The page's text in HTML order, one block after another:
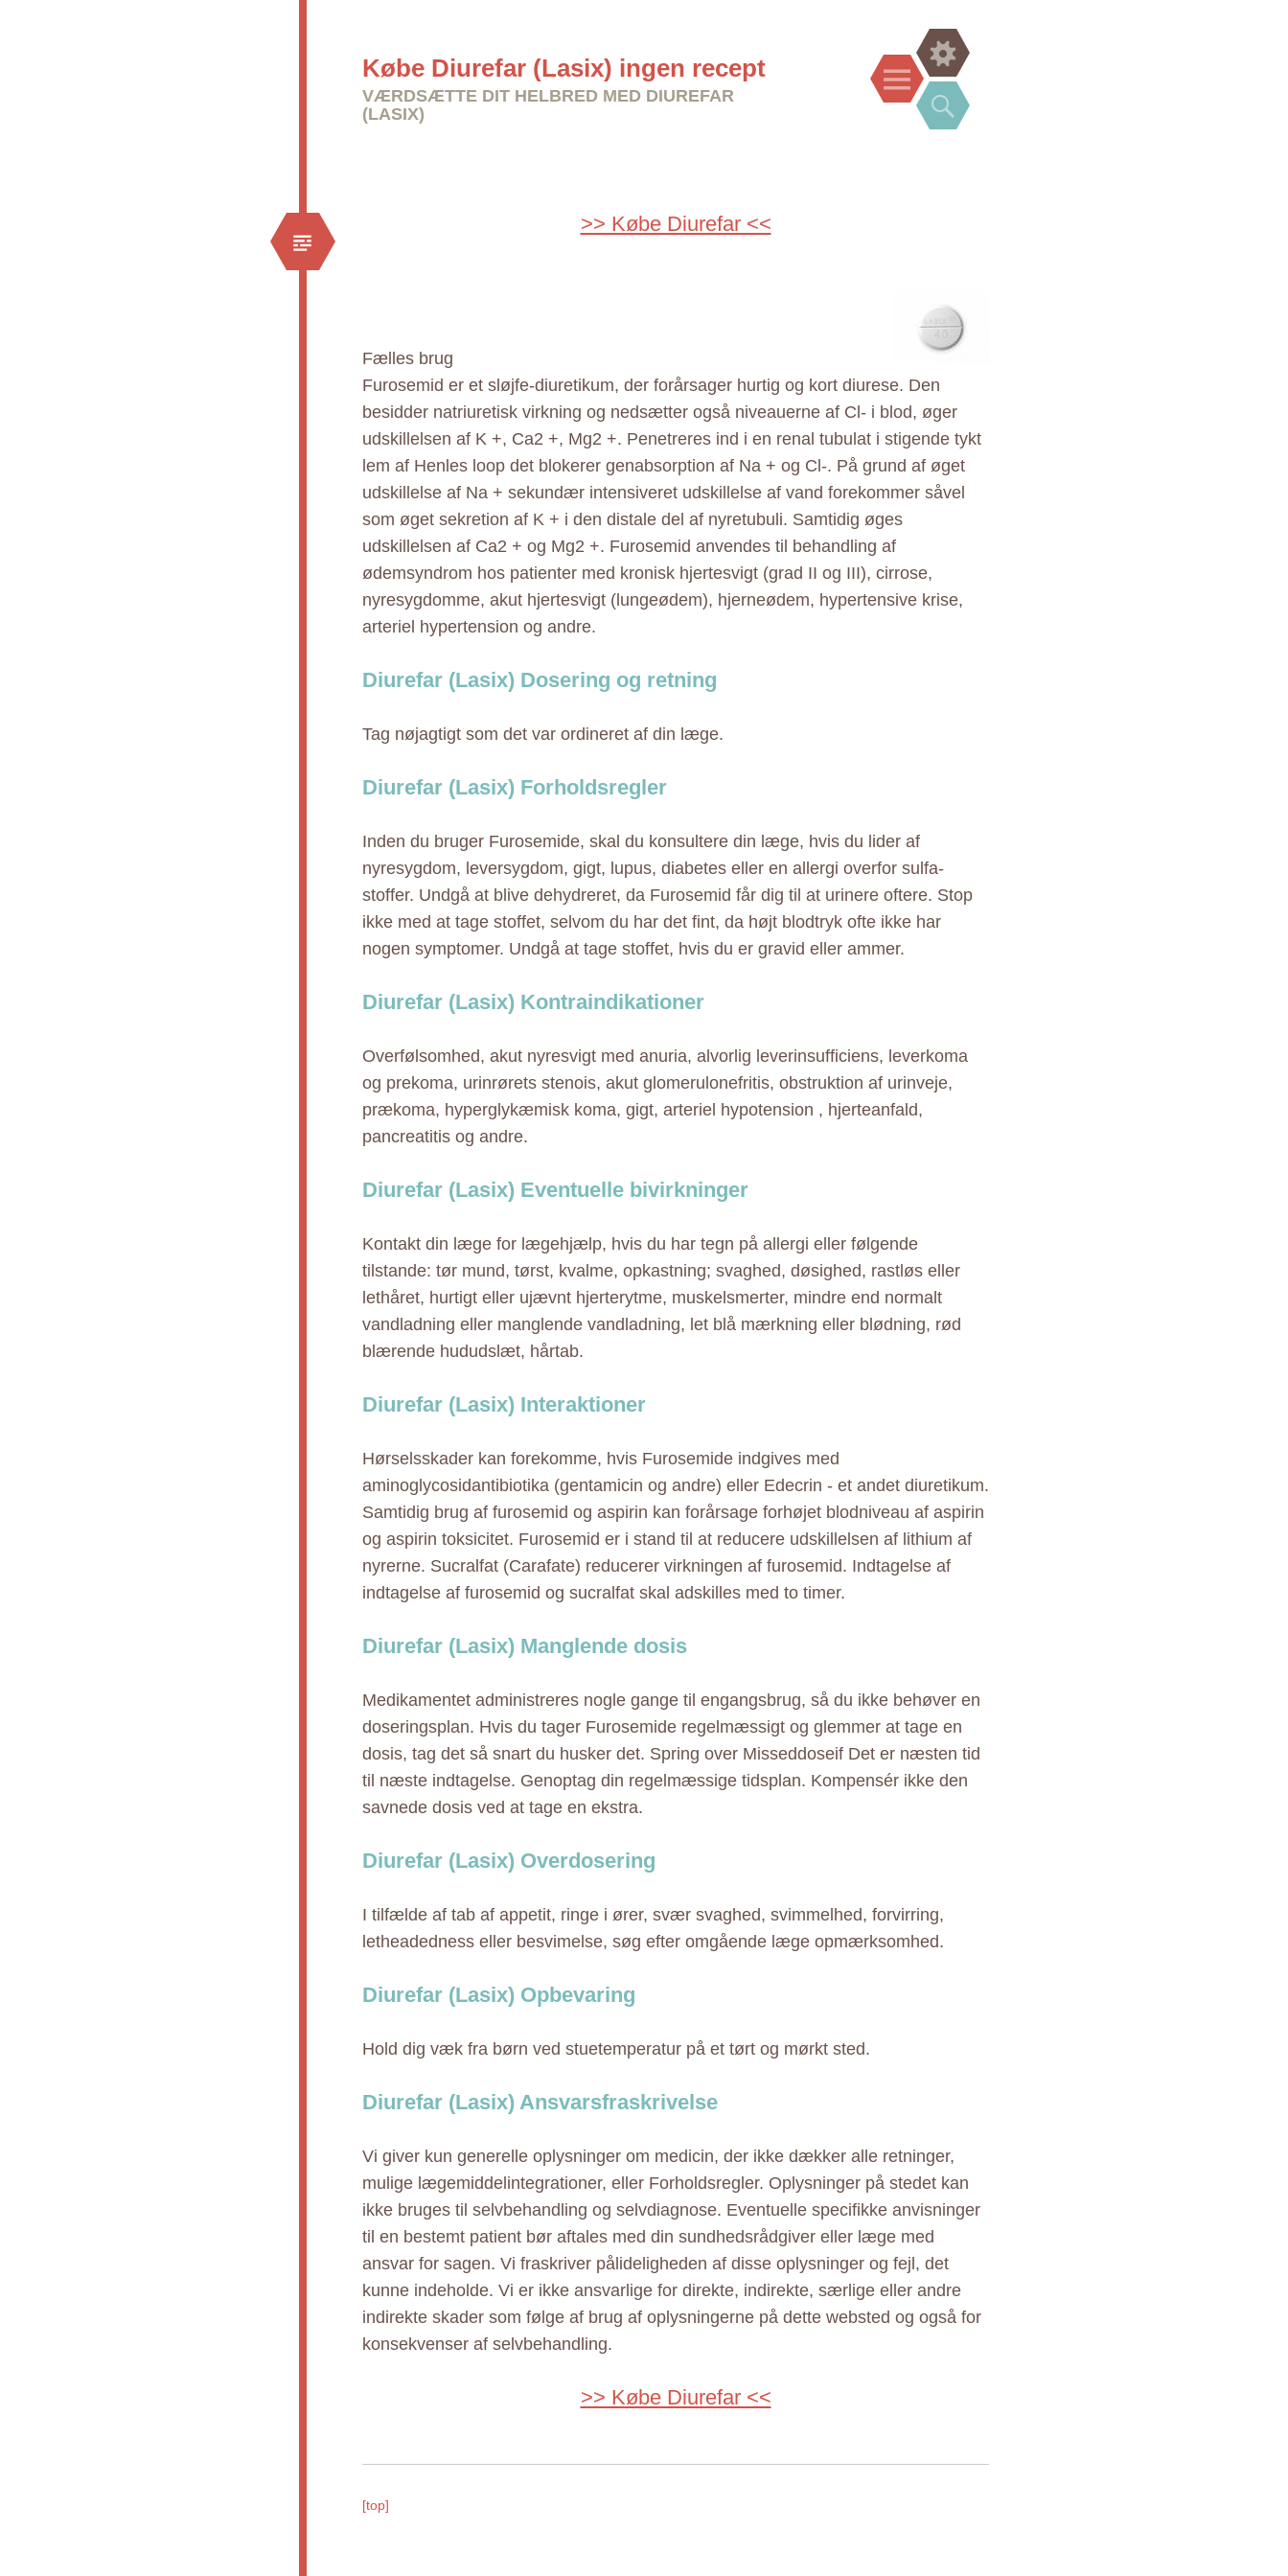
Købe Diurefar (Lasix) ingen recept
VÆRDSÆTTE DIT HELBRED MED DIUREFAR
(LASIX)
Menu
Widgets
Search
>> Købe Diurefar <<
Fælles brug
Furosemid er et sløjfe-diuretikum, der forårsager hurtig og kort diurese. Den
besidder natriuretisk virkning og nedsætter også niveauerne af Cl- i blod, øger
udskillelsen af K +, Ca2 +, Mg2 +. Penetreres ind i en renal tubulat i stigende tykt
lem af Henles loop det blokerer genabsorption af Na + og Cl-. På grund af øget
udskillelse af Na + sekundær intensiveret udskillelse af vand forekommer såvel
som øget sekretion af K + i den distale del af nyretubuli. Samtidig øges
udskillelsen af Ca2 + og Mg2 +. Furosemid anvendes til behandling af
ødemsyndrom hos patienter med kronisk hjertesvigt (grad II og III), cirrose,
nyresygdomme, akut hjertesvigt (lungeødem), hjerneødem, hypertensive krise,
arteriel hypertension og andre.
Diurefar (Lasix) Dosering og retning
Tag nøjagtigt som det var ordineret af din læge.
Diurefar (Lasix) Forholdsregler
Inden du bruger Furosemide, skal du konsultere din læge, hvis du lider af
nyresygdom, leversygdom, gigt, lupus, diabetes eller en allergi overfor sulfa-
stoffer. Undgå at blive dehydreret, da Furosemid får dig til at urinere oftere. Stop
ikke med at tage stoffet, selvom du har det fint, da højt blodtryk ofte ikke har
nogen symptomer. Undgå at tage stoffet, hvis du er gravid eller ammer.
Diurefar (Lasix) Kontraindikationer
Overfølsomhed, akut nyresvigt med anuria, alvorlig leverinsufficiens, leverkoma
og prekoma, urinrørets stenois, akut glomerulonefritis, obstruktion af urinveje,
prækoma, hyperglykæmisk koma, gigt, arteriel hypotension , hjerteanfald,
pancreatitis og andre.
Diurefar (Lasix) Eventuelle bivirkninger
Kontakt din læge for lægehjælp, hvis du har tegn på allergi eller følgende
tilstande: tør mund, tørst, kvalme, opkastning; svaghed, døsighed, rastløs eller
lethåret, hurtigt eller ujævnt hjerterytme, muskelsmerter, mindre end normalt
vandladning eller manglende vandladning, let blå mærkning eller blødning, rød
blærende hududslæt, hårtab.
Diurefar (Lasix) Interaktioner
Hørselsskader kan forekomme, hvis Furosemide indgives med
aminoglycosidantibiotika (gentamicin og andre) eller Edecrin - et andet diuretikum.
Samtidig brug af furosemid og aspirin kan forårsage forhøjet blodniveau af aspirin
og aspirin toksicitet. Furosemid er i stand til at reducere udskillelsen af lithium af
nyrerne. Sucralfat (Carafate) reducerer virkningen af furosemid. Indtagelse af
indtagelse af furosemid og sucralfat skal adskilles med to timer.
Diurefar (Lasix) Manglende dosis
Medikamentet administreres nogle gange til engangsbrug, så du ikke behøver en
doseringsplan. Hvis du tager Furosemide regelmæssigt og glemmer at tage en
dosis, tag det så snart du husker det. Spring over Misseddoseif Det er næsten tid
til næste indtagelse. Genoptag din regelmæssige tidsplan. Kompensér ikke den
savnede dosis ved at tage en ekstra.
Diurefar (Lasix) Overdosering
I tilfælde af tab af appetit, ringe i ører, svær svaghed, svimmelhed, forvirring,
letheadedness eller besvimelse, søg efter omgående læge opmærksomhed.
Diurefar (Lasix) Opbevaring
Hold dig væk fra børn ved stuetemperatur på et tørt og mørkt sted.
Diurefar (Lasix) Ansvarsfraskrivelse
Vi giver kun generelle oplysninger om medicin, der ikke dækker alle retninger,
mulige lægemiddelintegrationer, eller Forholdsregler. Oplysninger på stedet kan
ikke bruges til selvbehandling og selvdiagnose. Eventuelle specifikke anvisninger
til en bestemt patient bør aftales med din sundhedsrådgiver eller læge med
ansvar for sagen. Vi fraskriver pålideligheden af disse oplysninger og fejl, det
kunne indeholde. Vi er ikke ansvarlige for direkte, indirekte, særlige eller andre
indirekte skader som følge af brug af oplysningerne på dette websted og også for
konsekvenser af selvbehandling.
>> Købe Diurefar <<
[top]